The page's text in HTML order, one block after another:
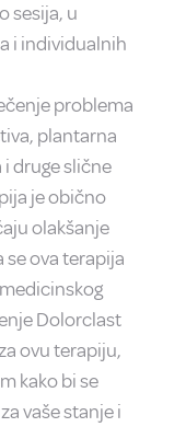
sesija, u
i individualnih
problema
plantarna
druge slične
je obično
olakšanje
se ova terapija
Dolorclast
ovu terapiju,
kako bi se
vaše stanje i